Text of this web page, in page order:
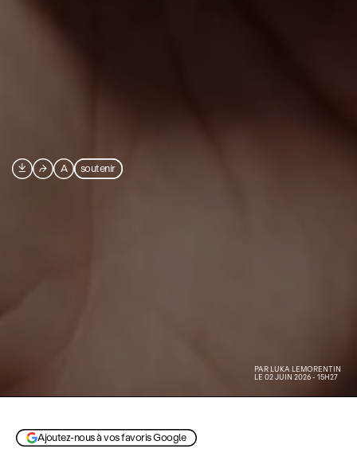
PAR LUKA LEMORENTIN
LE 02 JUIN 2026 - 15H27
 ⮫ A soutenir
Ajoutez-nous à vos favoris Google